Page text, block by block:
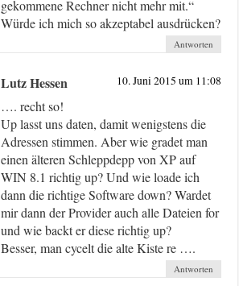
gekommene Rechner nicht mehr mit.“
Würde ich mich so akzeptabel ausdrücken?
Antworten
Lutz Hessen 10. Juni 2015 um 11:08
…. recht so!
Up lasst uns daten, damit wenigstens die
Adressen stimmen. Aber wie gradet man
einen älteren Schleppdepp von XP auf
WIN 8.1 richtig up? Und wie loade ich
dann die richtige Software down? Wardet
mir dann der Provider auch alle Dateien for
und wie backt er diese richtig up?
Besser, man cycelt die alte Kiste re ….
Antworten